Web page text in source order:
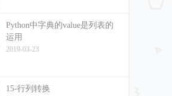
Python中字典的value是列表的
运用
2019-03-23
15-行列转换